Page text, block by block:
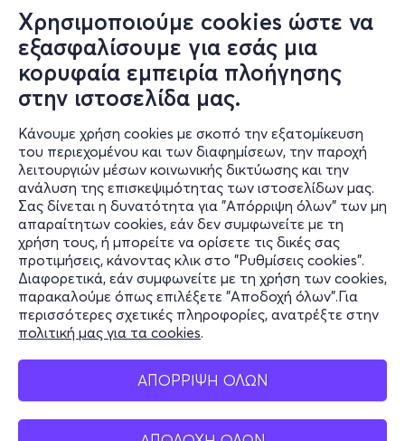
Χρησιμοποιούμε cookies ώστε να
εξασφαλίσουμε για εσάς μια
κορυφαία εμπειρία πλοήγησης
στην ιστοσελίδα μας.
Κάνουμε χρήση cookies με σκοπό την εξατομίκευση
του περιεχομένου και των διαφημίσεων, την παροχή
λειτουργιών μέσων κοινωνικής δικτύωσης και την
ανάλυση της επισκεψιμότητας των ιστοσελίδων μας.
Σας δίνεται η δυνατότητα για "Απόρριψη όλων" των μη
απαραίτητων cookies, εάν δεν συμφωνείτε με τη
χρήση τους, ή μπορείτε να ορίσετε τις δικές σας
προτιμήσεις, κάνοντας κλικ στο "Ρυθμίσεις cookies".
Διαφορετικά, εάν συμφωνείτε με τη χρήση των cookies,
παρακαλούμε όπως επιλέξετε "Αποδοχή όλων".Για
περισσότερες σχετικές πληροφορίες, ανατρέξτε στην
πολιτική μας για τα cookies.
ΑΠΟΡΡΙΨΗ ΟΛΩΝ
Πληροφορίες
Υποστήριξη
Stay Connected
Mobile app